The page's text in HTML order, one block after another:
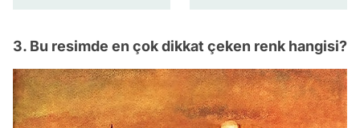
3. Bu resimde en çok dikkat çeken renk hangisi?